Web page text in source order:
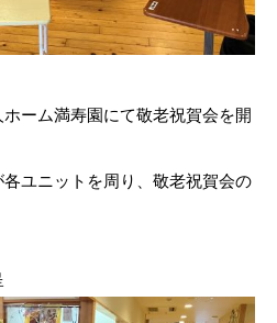
ーム満寿園にて敬老祝賀会を開
ユニットを周り、敬老祝賀会の